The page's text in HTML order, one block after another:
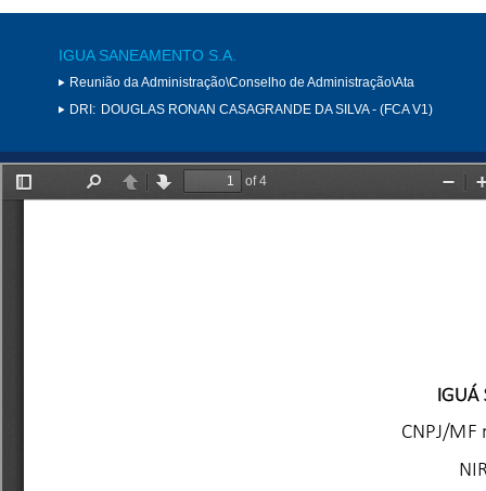
IGUA SANEAMENTO S.A.
Reunião da Administração\Conselho de Administração\Ata
DRI: DOUGLAS RONAN CASAGRANDE DA SILVA - (FCA V1)